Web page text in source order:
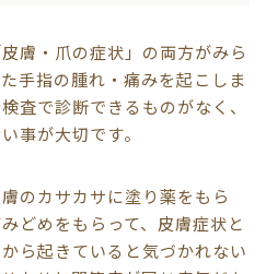
膚・爪の症状」の両方がみら
手指の腫れ・痛みを起こしま
査で診断できるものがなく、
事が大切です。
のカサカサに塗り薬をもら
どめをもらって、皮膚症状と
ら起きていると気づかれない